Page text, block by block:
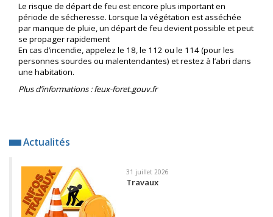
Le risque de départ de feu est encore plus important en
période de sécheresse. Lorsque la végétation est asséchée
par manque de pluie, un départ de feu devient possible et peut
se propager rapidement
En cas d’incendie, appelez le 18, le 112 ou le 114 (pour les
personnes sourdes ou malentendantes) et restez à l’abri dans
une habitation.
Plus d’informations : feux-foret.gouv.fr
Actualités
31 juillet 2026
Travaux